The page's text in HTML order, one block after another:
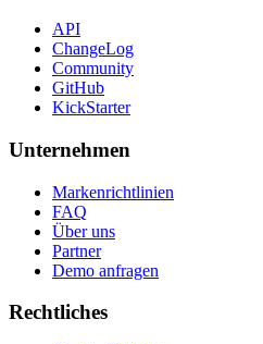
API
ChangeLog
Community
GitHub
KickStarter
Unternehmen
Markenrichtlinien
FAQ
Über uns
Partner
Demo anfragen
Rechtliches